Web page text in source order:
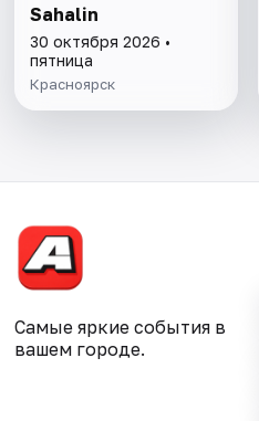
Sahalin
30 октября 2026 •
пятница
Красноярск
Самые яркие события в
вашем городе.